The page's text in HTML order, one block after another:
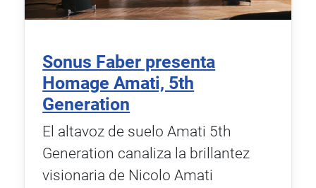
Sonus Faber presenta
Homage Amati, 5th
Generation
El altavoz de suelo Amati 5th
Generation canaliza la brillantez
visionaria de Nicolo Amati